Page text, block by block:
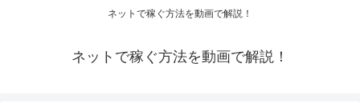
ネットで稼ぐ方法を動画で解説！
ネットで稼ぐ方法を動画で解説！